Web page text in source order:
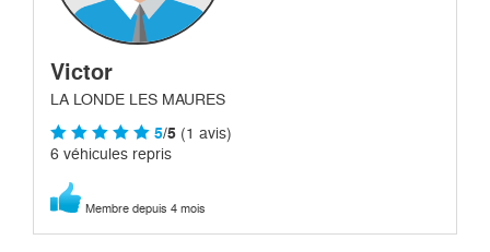
Victor
LA LONDE LES MAURES
5/5 (1 avis)
6 véhicules repris
Membre depuis 4 mois